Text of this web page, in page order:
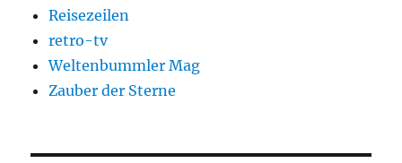
Reisezeilen
retro-tv
Weltenbummler Mag
Zauber der Sterne